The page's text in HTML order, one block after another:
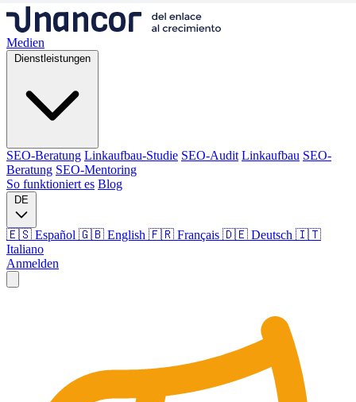
Medien
Dienstleistungen
SEO-Beratung Linkaufbau-Studie SEO-Audit Linkaufbau SEO-
Beratung SEO-Mentoring
So funktioniert es Blog
DE
🇪🇸 Español 🇬🇧 English 🇫🇷 Français 🇩🇪 Deutsch 🇮🇹
Italiano
Anmelden